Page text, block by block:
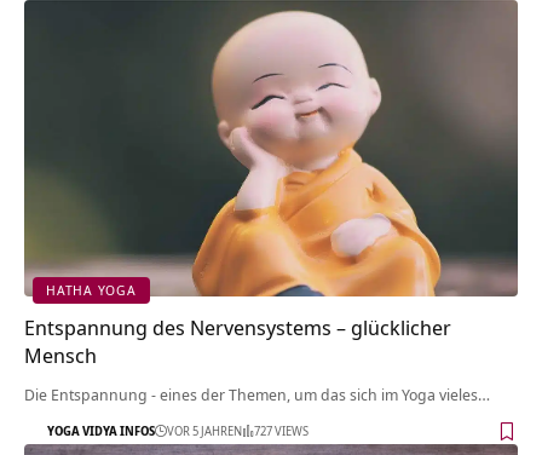
HATHA YOGA
Entspannung des Nervensystems – glücklicher
Mensch
Die Entspannung - eines der Themen, um das sich im Yoga vieles…
YOGA VIDYA INFOS VOR 5 JAHREN 727 VIEWS